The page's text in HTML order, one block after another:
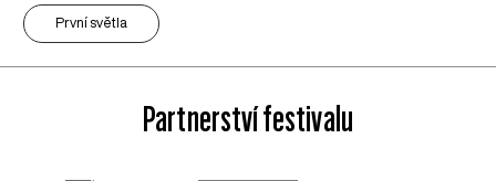
První světla
Partnerství festivalu